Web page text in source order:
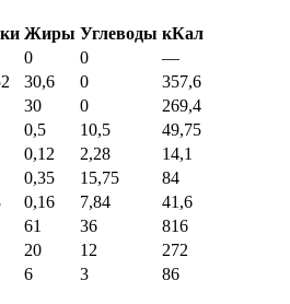
Жиры Углеводы кКал
0 0
—
30,6 0
357,6
30 0
269,4
0,5 10,5
49,75
0,12 2,28
14,1
0,35 15,75
84
0,16 7,84
41,6
61 36
816
20 12
272
6 3 86